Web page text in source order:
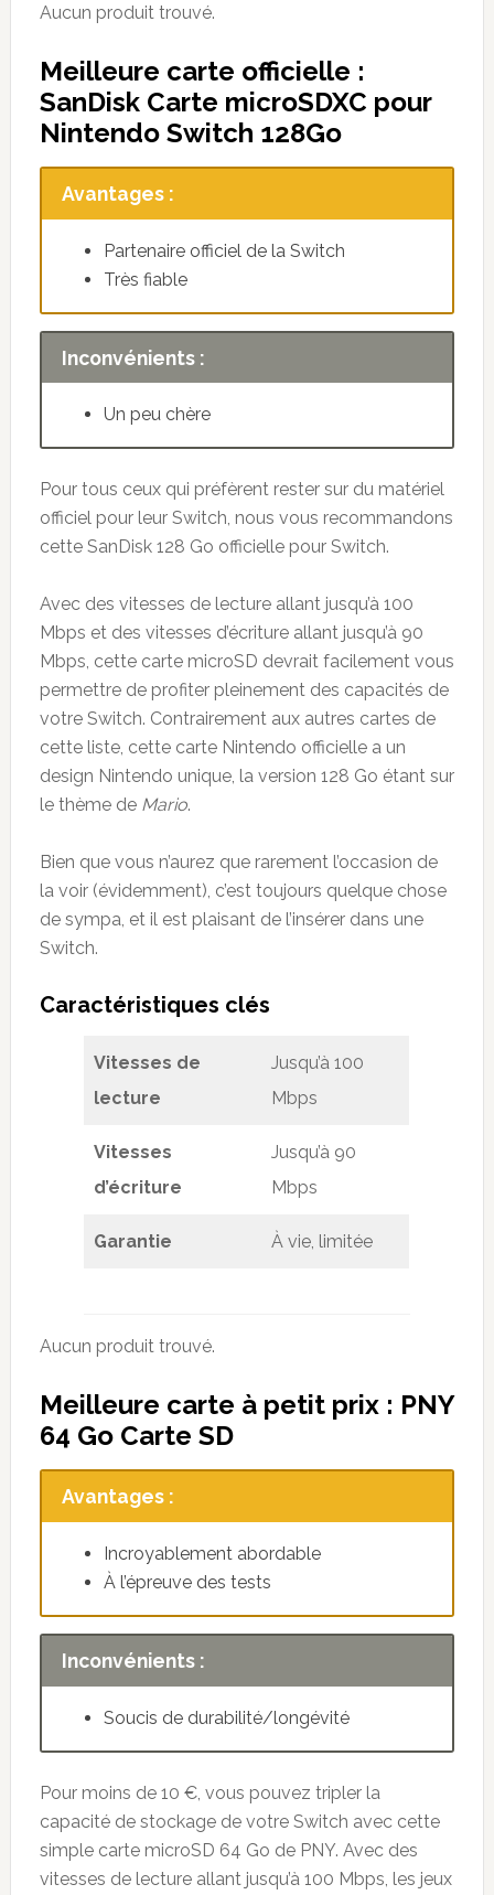
Aucun produit trouvé.
Meilleure carte officielle :
SanDisk Carte microSDXC pour
Nintendo Switch 128Go
Avantages :
Partenaire officiel de la Switch
Très fiable
Inconvénients :
Un peu chère
Pour tous ceux qui préfèrent rester sur du matériel
officiel pour leur Switch, nous vous recommandons
cette SanDisk 128 Go officielle pour Switch.
Avec des vitesses de lecture allant jusqu’à 100
Mbps et des vitesses d’écriture allant jusqu’à 90
Mbps, cette carte microSD devrait facilement vous
permettre de profiter pleinement des capacités de
votre Switch. Contrairement aux autres cartes de
cette liste, cette carte Nintendo officielle a un
design Nintendo unique, la version 128 Go étant sur
le thème de Mario.
Bien que vous n’aurez que rarement l’occasion de
la voir (évidemment), c’est toujours quelque chose
de sympa, et il est plaisant de l’insérer dans une
Switch.
Caractéristiques clés
Vitesses de
lecture
Jusqu’à 100
Mbps
Vitesses
d’écriture
Jusqu’à 90
Mbps
Garantie À vie, limitée
Aucun produit trouvé.
Meilleure carte à petit prix : PNY
64 Go Carte SD
Avantages :
Incroyablement abordable
À l’épreuve des tests
Inconvénients :
Soucis de durabilité/longévité
Pour moins de 10 €, vous pouvez tripler la
capacité de stockage de votre Switch avec cette
simple carte microSD 64 Go de PNY. Avec des
vitesses de lecture allant jusqu’à 100 Mbps, les jeux